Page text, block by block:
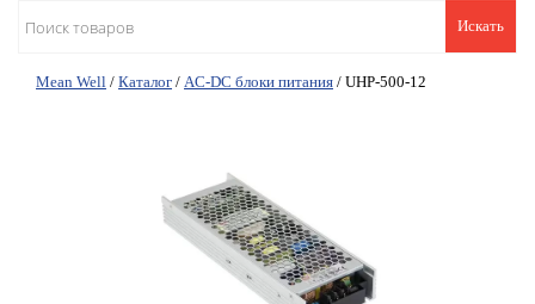
Искать
Mean Well / Каталог / AC-DC блоки питания / UHP-500-12